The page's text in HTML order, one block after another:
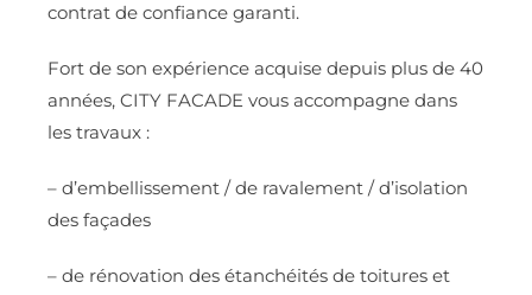
contrat de confiance garanti.
Fort de son expérience acquise depuis plus de 40
années, CITY FACADE vous accompagne dans
les travaux :
– d’embellissement / de ravalement / d’isolation
des façades
– de rénovation des étanchéités de toitures et